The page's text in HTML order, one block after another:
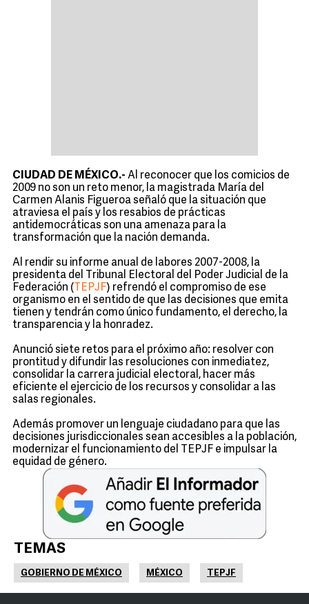
CIUDAD DE MÉXICO.- Al reconocer que los comicios de
2009 no son un reto menor, la magistrada María del
Carmen Alanis Figueroa señaló que la situación que
atraviesa el país y los resabios de prácticas
antidemocráticas son una amenaza para la
transformación que la nación demanda.
Al rendir su informe anual de labores 2007-2008, la
presidenta del Tribunal Electoral del Poder Judicial de la
Federación ( TEPJF) refrendó el compromiso de ese
organismo en el sentido de que las decisiones que emita
tienen y tendrán como único fundamento, el derecho, la
transparencia y la honradez.
Anunció siete retos para el próximo año: resolver con
prontitud y difundir las resoluciones con inmediatez,
consolidar la carrera judicial electoral, hacer más
eficiente el ejercicio de los recursos y consolidar a las
salas regionales.
Además promover un lenguaje ciudadano para que las
decisiones jurisdiccionales sean accesibles a la población,
modernizar el funcionamiento del TEPJF e impulsar la
equidad de género.
TEMAS
GOBIERNO DE MÉXICO MÉXICO TEPJF